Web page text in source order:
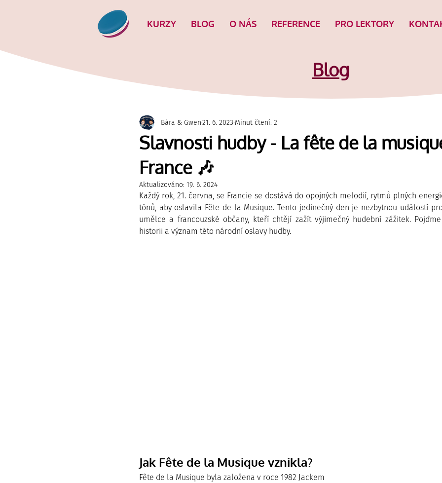
KURZY BLOG O NÁS REFERENCE PRO LEKTORY
Blog
Slavnosti hudby - La fête de la
France 🎶
Bára & Gwen21. 6. 2023 Minut čtení: 2
Aktualizováno: 19. 6. 2024
Každý rok, 21. června, se Francie se dostává do opojných melodií, rytmů plných
tónů, aby oslavila Fête de la Musique. Tento jedinečný den je nezbytnou událostí
umělce a francouzské občany, kteří chtějí zažít výjimečný hudební zážitek.
historii a význam této národní oslavy hudby.
Jak Fête de la Musique vznikla?
Fête de la Musique byla založena v roce 1982 Jackem